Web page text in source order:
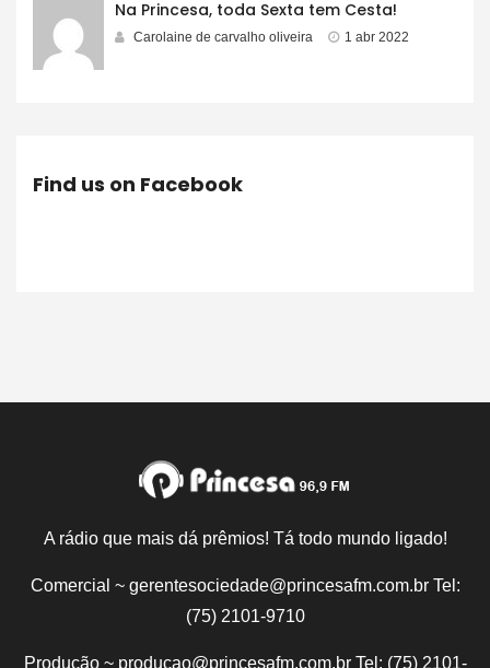
Na Princesa, toda Sexta tem Cesta!
Carolaine de carvalho oliveira 1 abr 2022
Find us on Facebook
A rádio que mais dá prêmios! Tá todo mundo ligado!
Comercial ~ gerentesociedade@princesafm.com.br Tel:
(75) 2101-9710
Produção ~ producao@princesafm.com.br Tel: (75) 2101-